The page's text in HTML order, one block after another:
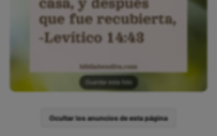
Guardar esta foto
Ocultar los anuncios de esta página